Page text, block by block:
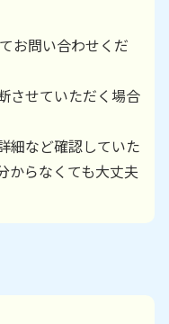
お問い合わせくだ
させていただく場合
細など確認していた
からなくても大丈夫